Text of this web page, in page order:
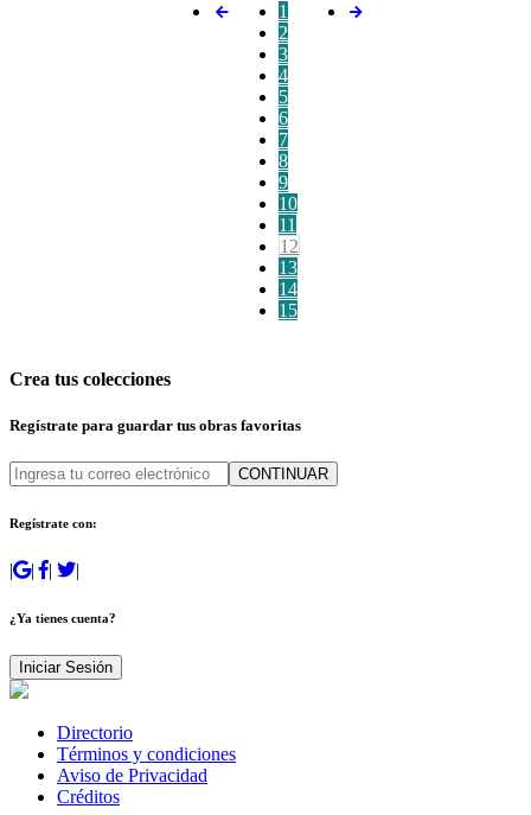
1
2
3
4
5
6
7
8
9
10
11
12
13
14
15
Crea tus colecciones
Regístrate para guardar tus obras favoritas
CONTINUAR
Regístrate con:
| | | |
¿Ya tienes cuenta?
Iniciar Sesión
Directorio
Términos y condiciones
Aviso de Privacidad
Créditos